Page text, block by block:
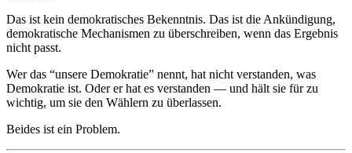
Das ist kein demokratisches Bekenntnis. Das ist die Ankündigung,
demokratische Mechanismen zu überschreiben, wenn das Ergebnis
nicht passt.
Wer das “unsere Demokratie” nennt, hat nicht verstanden, was
Demokratie ist. Oder er hat es verstanden — und hält sie für zu
wichtig, um sie den Wählern zu überlassen.
Beides ist ein Problem.